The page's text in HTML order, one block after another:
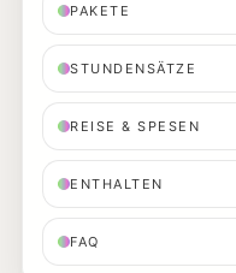
PAKETE
STUNDENSÄTZE
REISE & SPESEN
ENTHALTEN
FAQ